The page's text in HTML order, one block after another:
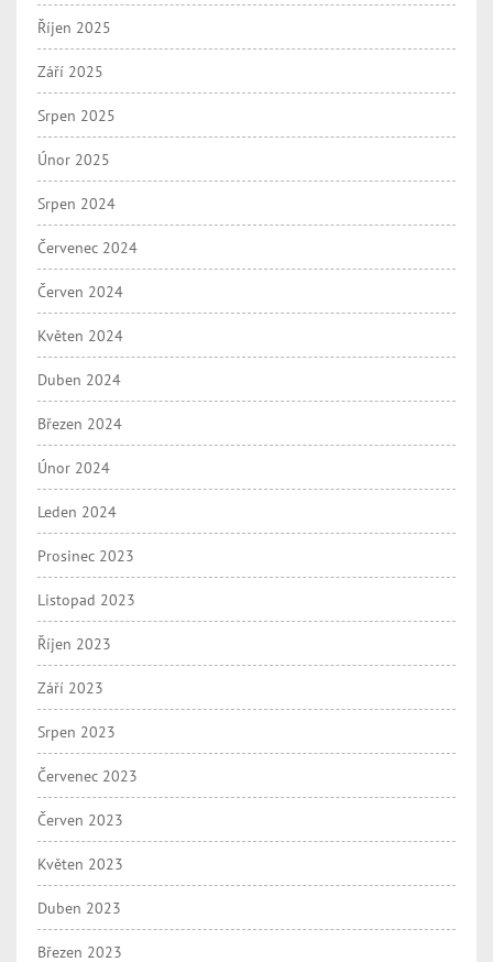
Říjen 2025
Září 2025
Srpen 2025
Únor 2025
Srpen 2024
Červenec 2024
Červen 2024
Květen 2024
Duben 2024
Březen 2024
Únor 2024
Leden 2024
Prosinec 2023
Listopad 2023
Říjen 2023
Září 2023
Srpen 2023
Červenec 2023
Červen 2023
Květen 2023
Duben 2023
Březen 2023